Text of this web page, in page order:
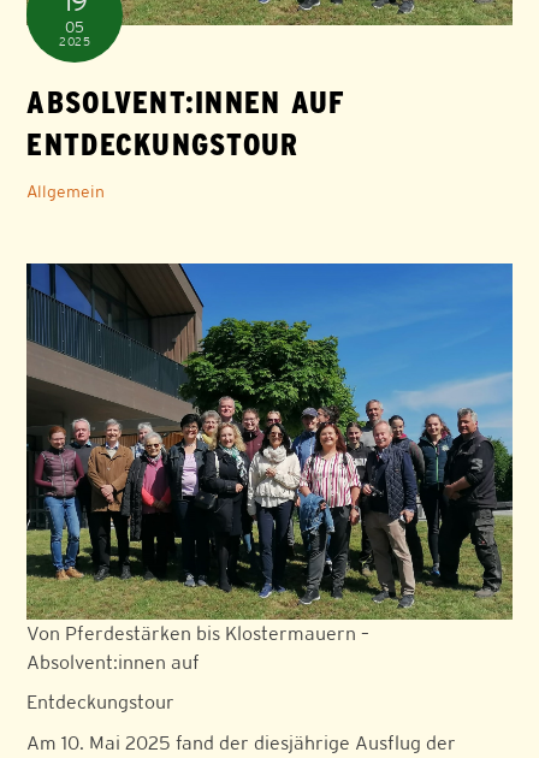
05
2025
ABSOLVENT:INNEN AUF
ENTDECKUNGSTOUR
Allgemein
Von Pferdestärken bis Klostermauern –
Absolvent:innen auf
Entdeckungstour
Am 10. Mai 2025 fand der diesjährige Ausflug der